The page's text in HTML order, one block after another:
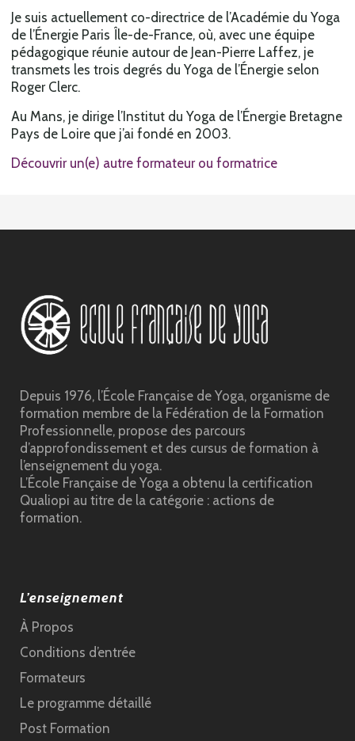
Je suis actuellement co-directrice de l’Académie du Yoga
de l’Énergie Paris Île-de-France, où, avec une équipe
pédagogique réunie autour de Jean-Pierre Laffez, je
transmets les trois degrés du Yoga de l’Énergie selon
Roger Clerc.
Au Mans, je dirige l’Institut du Yoga de l’Énergie Bretagne
Pays de Loire que j’ai fondé en 2003.
Découvrir un(e) autre formateur ou formatrice
Depuis 1976, l’École Française de Yoga, organisme de
formation membre de la Fédération de la Formation
Professionnelle, propose des parcours
d’approfondissement et des cursus de formation à
l’enseignement du yoga.
L’École Française de Yoga a obtenu la certification
Qualiopi au titre de la catégorie : actions de
formation.
L’enseignement
À Propos
Conditions d’entrée
Formateurs
Le programme détaillé
Post Formation